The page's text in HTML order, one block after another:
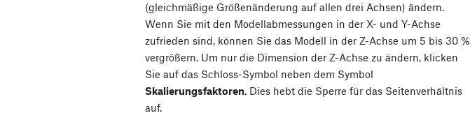
(gleichmäßige Größenänderung auf allen drei Achsen) ändern.
Wenn Sie mit den Modellabmessungen in der X- und Y-Achse
zufrieden sind, können Sie das Modell in der Z-Achse um 5 bis 30 %
vergrößern. Um nur die Dimension der Z-Achse zu ändern, klicken
Sie auf das Schloss-Symbol neben dem Symbol
Skalierungsfaktoren. Dies hebt die Sperre für das Seitenverhältnis
auf.